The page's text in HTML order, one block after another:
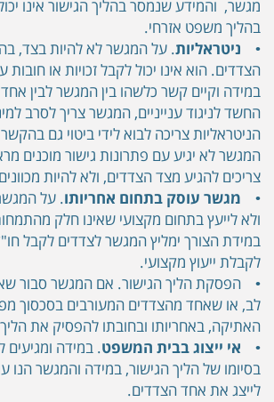
מגשר, והמידע שנמסר בהליך הגישור אינו
בהליך משפט אזרחי.
• ניטראליות. על המגשר לא להיות בצד,
הצדדים. הוא אינו יכול לקבל זכויות או חובות
במידה וקיים קשר כלשהו בין המגשר לבין
החשד לניגוד ענייניים, המגשר צריך לסרב
הניטראליות צריכה לבוא לידי ביטוי גם
המגשר לא יגיע עם פתרונות גישור מוכנים
צריכים להגיע מצד הצדדים, ולא להיות
• מגשר עוסק בתחום אחריותו. על
ולא לייעץ בתחום מקצועי שאינו חלק
במידת הצורך ימליץ המגשר לצדדים לקבל
לקבלת ייעוץ מקצועי.
• הפסקת הליך הגישור. אם המגשר סבור
לב, או שאחד מהצדדים המעורבים בסכסוך
האתיקה, באחריותו ובחובתו להפסיק את
• אי ייצוג בבית המשפט. במידה
בסיומו של הליך הגישור, במידה והמגשר הנו
לייצג את אחד הצדדים.